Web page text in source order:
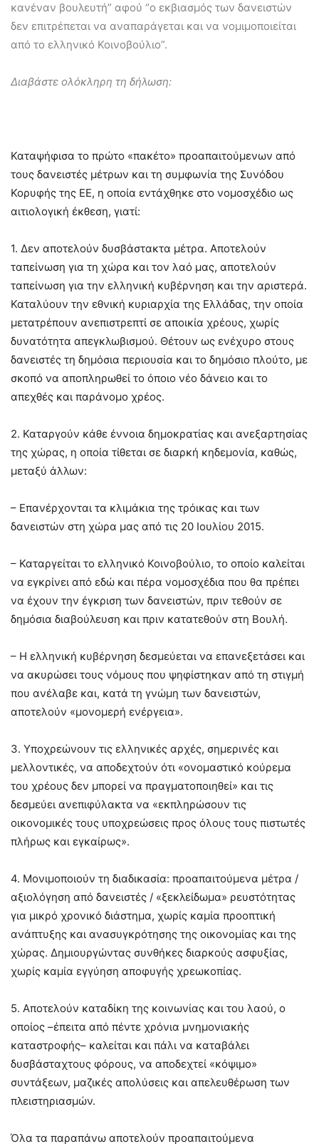
κανέναν βουλευτή” αφού “ο εκβιασμός των δανειστών
δεν επιτρέπεται να αναπαράγεται και να νομιμοποιείται
από το ελληνικό Κοινοβούλιο”.
Διαβάστε ολόκληρη τη δήλωση:
Καταψήφισα το πρώτο «πακέτο» προαπαιτούμενων από
τους δανειστές μέτρων και τη συμφωνία της Συνόδου
Κορυφής της ΕΕ, η οποία εντάχθηκε στο νομοσχέδιο ως
αιτιολογική έκθεση, γιατί:
1. Δεν αποτελούν δυσβάστακτα μέτρα. Αποτελούν
ταπείνωση για τη χώρα και τον λαό μας, αποτελούν
ταπείνωση για την ελληνική κυβέρνηση και την αριστερά.
Καταλύουν την εθνική κυριαρχία της Ελλάδας, την οποία
μετατρέπουν ανεπιστρεπτί σε αποικία χρέους, χωρίς
δυνατότητα απεγκλωβισμού. Θέτουν ως ενέχυρο στους
δανειστές τη δημόσια περιουσία και το δημόσιο πλούτο, με
σκοπό να αποπληρωθεί το όποιο νέο δάνειο και το
απεχθές και παράνομο χρέος.
2. Καταργούν κάθε έννοια δημοκρατίας και ανεξαρτησίας
της χώρας, η οποία τίθεται σε διαρκή κηδεμονία, καθώς,
μεταξύ άλλων:
– Επανέρχονται τα κλιμάκια της τρόικας και των
δανειστών στη χώρα μας από τις 20 Ιουλίου 2015.
– Καταργείται το ελληνικό Κοινοβούλιο, το οποίο καλείται
να εγκρίνει από εδώ και πέρα νομοσχέδια που θα πρέπει
να έχουν την έγκριση των δανειστών, πριν τεθούν σε
δημόσια διαβούλευση και πριν κατατεθούν στη Βουλή.
– Η ελληνική κυβέρνηση δεσμεύεται να επανεξετάσει και
να ακυρώσει τους νόμους που ψηφίστηκαν από τη στιγμή
που ανέλαβε και, κατά τη γνώμη των δανειστών,
αποτελούν «μονομερή ενέργεια».
3. Υποχρεώνουν τις ελληνικές αρχές, σημερινές και
μελλοντικές, να αποδεχτούν ότι «ονομαστικό κούρεμα
του χρέους δεν μπορεί να πραγματοποιηθεί» και τις
δεσμεύει ανεπιφύλακτα να «εκπληρώσουν τις
οικονομικές τους υποχρεώσεις προς όλους τους πιστωτές
πλήρως και εγκαίρως».
4. Μονιμοποιούν τη διαδικασία: προαπαιτούμενα μέτρα /
αξιολόγηση από δανειστές / «ξεκλείδωμα» ρευστότητας
για μικρό χρονικό διάστημα, χωρίς καμία προοπτική
ανάπτυξης και ανασυγκρότησης της οικονομίας και της
χώρας. Δημιουργώντας συνθήκες διαρκούς ασφυξίας,
χωρίς καμία εγγύηση αποφυγής χρεωκοπίας.
5. Αποτελούν καταδίκη της κοινωνίας και του λαού, ο
οποίος –έπειτα από πέντε χρόνια μνημονιακής
καταστροφής– καλείται και πάλι να καταβάλει
δυσβάσταχτους φόρους, να αποδεχτεί «κόψιμο»
συντάξεων, μαζικές απολύσεις και απελευθέρωση των
πλειστηριασμών.
Όλα τα παραπάνω αποτελούν προαπαιτούμενα